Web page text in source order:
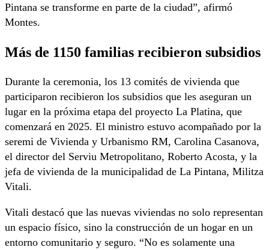
Pintana se transforme en parte de la ciudad”, afirmó
Montes.
Más de 1150 familias recibieron subsidios
Durante la ceremonia, los 13 comités de vivienda que
participaron recibieron los subsidios que les aseguran un
lugar en la próxima etapa del proyecto La Platina, que
comenzará en 2025. El ministro estuvo acompañado por la
seremi de Vivienda y Urbanismo RM, Carolina Casanova,
el director del Serviu Metropolitano, Roberto Acosta, y la
jefa de vivienda de la municipalidad de La Pintana, Militza
Vitali.
Vitali destacó que las nuevas viviendas no solo representan
un espacio físico, sino la construcción de un hogar en un
entorno comunitario y seguro. “No es solamente una